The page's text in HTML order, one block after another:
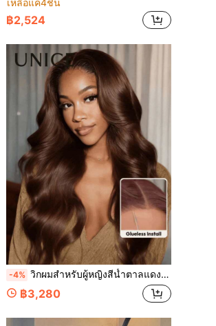
เหลือแค่4ชิ้น
฿2,524
-4% วิกผมสำหรับผู้หญิงสีน้ำตาลแดงผสมสี 13x4 ลูกไม้ด้านหน้าแบบ Pre-Everything, Pre Plucked, Pre Cut, ลูกไม้ด้านหน้าแบบ Loose Wave, วิกผมมนุษย์ 100% พร้อมเชือกรูด, เลเยอร์กรอบหน้า, สวมใส่ง่าย, เหมาะกับทุกขนาดศีรษะ, ลูกไม้โปร่งใส, สามารถย้อมได้, Unice Hair
฿3,280